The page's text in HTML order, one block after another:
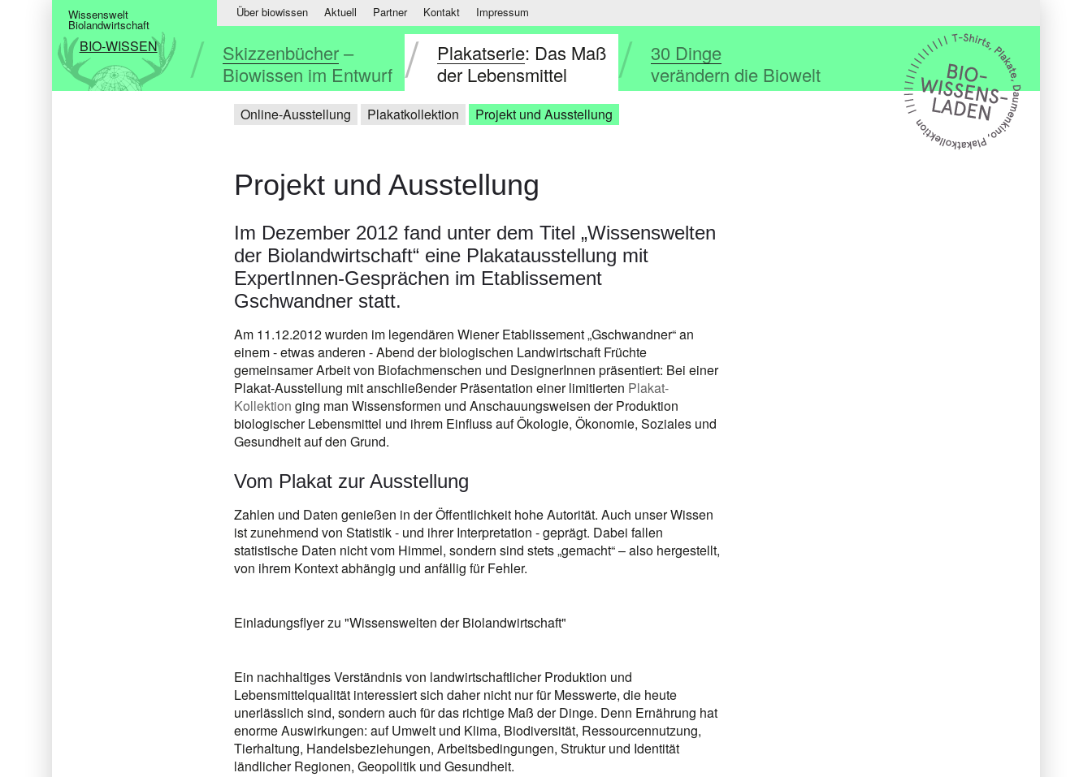
Wissenswelt
Biolandwirtschaft
Über biowissen Aktuell Partner Kontakt Impressum
BIO-WISSEN Skizzenbücher–
Biowissen im Entwurf
Plakatserie: Das Maß
der Lebensmittel
30 Dinge
verändern die Biowelt
Online-Ausstellung Plakatkollektion Projekt und Ausstellung
Projekt und Ausstellung
Im Dezember 2012 fand unter dem Titel „Wissenswelten
der Biolandwirtschaft“ eine Plakatausstellung mit
ExpertInnen-Gesprächen im Etablissement
Gschwandner statt.
Am 11.12.2012 wurden im legendären Wiener Etablissement „Gschwandner“ an
einem - etwas anderen - Abend der biologischen Landwirtschaft Früchte
gemeinsamer Arbeit von Biofachmenschen und DesignerInnen präsentiert: Bei einer
Plakat-Ausstellung mit anschließender Präsentation einer limitierten Plakat-
Kollektion ging man Wissensformen und Anschauungsweisen der Produktion
biologischer Lebensmittel und ihrem Einfluss auf Ökologie, Ökonomie, Soziales und
Gesundheit auf den Grund.
Vom Plakat zur Ausstellung
Zahlen und Daten genießen in der Öffentlichkeit hohe Autorität. Auch unser Wissen
ist zunehmend von Statistik - und ihrer Interpretation - geprägt. Dabei fallen
statistische Daten nicht vom Himmel, sondern sind stets „gemacht“ – also hergestellt,
von ihrem Kontext abhängig und anfällig für Fehler.
Einladungsflyer zu "Wissenswelten der Biolandwirtschaft"
Ein nachhaltiges Verständnis von landwirtschaftlicher Produktion und
Lebensmittelqualität interessiert sich daher nicht nur für Messwerte, die heute
unerlässlich sind, sondern auch für das richtige Maß der Dinge. Denn Ernährung hat
enorme Auswirkungen: auf Umwelt und Klima, Biodiversität, Ressourcennutzung,
Tierhaltung, Handelsbeziehungen, Arbeitsbedingungen, Struktur und Identität
ländlicher Regionen, Geopolitik und Gesundheit.